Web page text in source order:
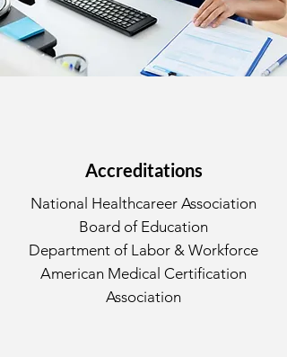
Accreditations
National Healthcareer Association
Board of Education
Department of Labor & Workforce
American Medical Certification
Association